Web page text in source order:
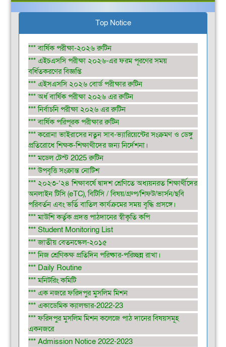
Top Notice
*** বার্ষিক পরীক্ষা-২০২৬ রুটিন
*** এইচএসসি পরীক্ষা ২০২৬-এর ফরম পূরণের সময়
বর্ধিতকরণের বিজ্ঞপ্তি
*** এইসএসসি ২০২৬ বোর্ড পরীক্ষার রুটিন
*** অর্ধ বার্ষিক পরীক্ষা ২০২৬ এর রুটিন
*** নির্বাচনি পরীক্ষা ২০২৬ এর রুটিন
*** বার্ষিক পরিপূরক পরীক্ষার রুটিন
*** করোনা ভাইরাসের নতুন সাব-ভ্যারিয়েন্টের সংক্রমণ ও ডেঙ্গু
প্রতিরোধে শিক্ষক-শিক্ষাথীদের জন্য নির্দেশনা।
*** মডেল টেস্ট 2025 রুটিন
*** উপবৃত্তি সংক্রান্ত নোটিশ
*** ২০২৩-’২৪ শিক্ষাবর্ষে দ্বাদশ শ্রেণিতে অধ্যয়নরত শিক্ষার্থীদের
অনলাইন টিসি (eTC), বিটিসি / বিষয়/গ্রুপ/শিফট/ভার্সন/ছবি
পরিবর্তন এবং ভর্তি বাতিল কার্যক্রমের সময় বৃদ্ধি প্রসঙ্গে।
*** মাউশি কর্তৃক প্রদত্ত পাঠদানের স্বীকৃতি কপি
*** Student Monitoring List
*** জাতীয় বেতনস্কেল-২০১৫
*** নিজ শ্রেণিকক্ষ প্রতিদিন পরিষ্কার-পরিচ্ছন্ন রাখা।
*** Daily Routine
*** মনিটরিং কমিটি
*** এক নজরে ফরিদপুর মুসলিম মিশন
*** একাডেমিক ক্যালন্ডার-2022-23
*** ফরিদপুর মুসলিম মিশন কলেজে পাঠ দানের বিষয়সমূহ
একনজরে
*** Admission Notice 2022-2023